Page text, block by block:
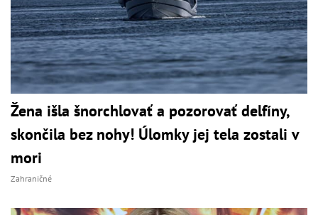
Žena išla šnorchlovať a pozorovať delfíny,
skončila bez nohy! Úlomky jej tela zostali v
mori
Zahraničné